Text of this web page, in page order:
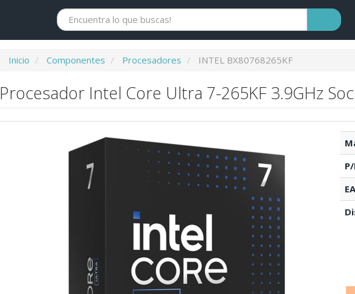
Inicio Componentes Procesadores INTEL BX80768265KF
Procesador Intel Core Ultra 7-265KF 3.9GHz